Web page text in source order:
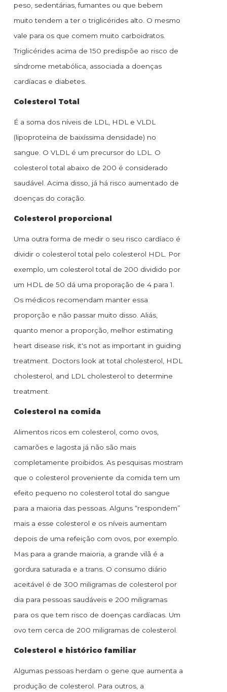
peso, sedentárias, fumantes ou que bebem
muito tendem a ter o triglicérides alto. O mesmo
vale para os que comem muito carboidratos.
Triglicérides acima de 150 predispõe ao risco de
síndrome metabólica, associada a doenças
cardíacas e diabetes.
Colesterol Total
É a soma dos níveis de LDL, HDL e VLDL
(lipoproteína de baixíssima densidade) no
sangue. O VLDL é um precursor do LDL. O
colesterol total abaixo de 200 é considerado
saudável. Acima disso, já há risco aumentado de
doenças do coração.
Colesterol proporcional
Uma outra forma de medir o seu risco cardíaco é
dividir o colesterol total pelo colesterol HDL. Por
exemplo, um colesterol total de 200 dividido por
um HDL de 50 dá uma proporação de 4 para 1.
Os médicos recomendam manter essa
proporção e não passar muito disso. Aliás,
quanto menor a proporção, melhor estimating
heart disease risk, it's not as important in guiding
treatment. Doctors look at total cholesterol, HDL
cholesterol, and LDL cholesterol to determine
treatment.
Colesterol na comida
Alimentos ricos em colesterol, como ovos,
camarões e lagosta já não são mais
completamente proibidos. As pesquisas mostram
que o colesterol proveniente da comida tem um
efeito pequeno no colesterol total do sangue
para a maioria das pessoas. Alguns “respondem”
mais a esse colesterol e os níveis aumentam
depois de uma refeição com ovos, por exemplo.
Mas para a grande maioria, a grande vilã é a
gordura saturada e a trans. O consumo diário
aceitável é de 300 miligramas de colesterol por
dia para pessoas saudáveis e 200 miligramas
para os que tem risco de doenças cardíacas. Um
ovo tem cerca de 200 miligramas de colesterol.
Colesterol e histórico familiar
Algumas pessoas herdam o gene que aumenta a
produção de colesterol. Para outros, a